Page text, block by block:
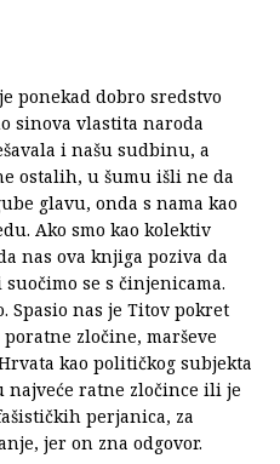
ponekad dobro sredstvo
sinova vlastita naroda
i našu sudbinu, a
ostalih, u šumu išli ne da
glavu, onda s nama kao
Ako smo kao kolektiv
nas ova knjiga poziva da
se s činjenicama.
Spasio nas je Titov pokret
zločine, marševe
kao političkog subjekta
najveće ratne zločince ili je
perjanica, za
jer on zna odgovor.